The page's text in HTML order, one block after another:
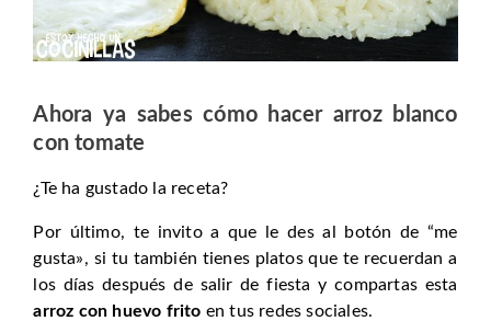
Ahora ya sabes cómo hacer arroz blanco
con tomate
¿Te ha gustado la receta?
Por último, te invito a que le des al botón de “me
gusta», si tu también tienes platos que te recuerdan a
los días después de salir de fiesta y compartas esta
arroz con huevo frito en tus redes sociales.